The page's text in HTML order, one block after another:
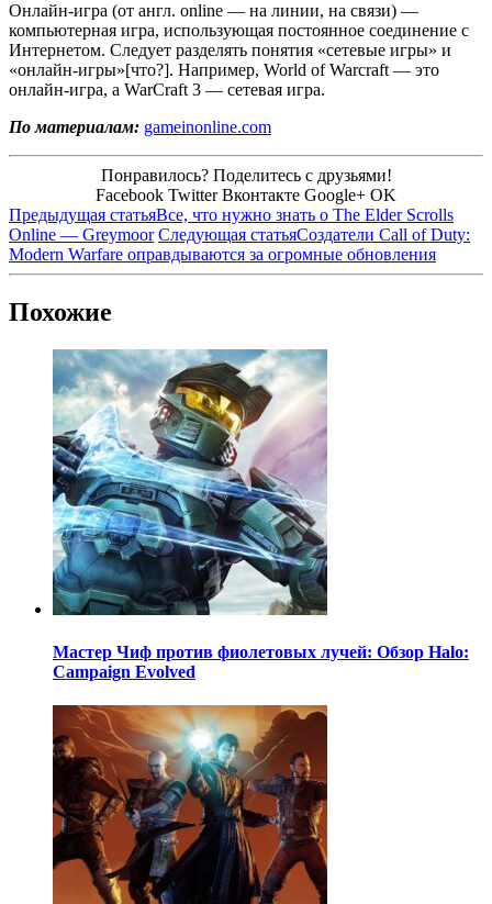
Онлайн-игра (от англ. online — на линии, на связи) —
компьютерная игра, использующая постоянное соединение с
Интернетом. Следует разделять понятия «сетевые игры» и
«онлайн-игры»[что?]. Например, World of Warcraft — это
онлайн-игра, а WarCraft 3 — сетевая игра.
По материалам: gameinonline.com
Понравилось? Поделитесь с друзьями!
Facebook Twitter Вконтакте Google+ OK
Предыдущая статьяВсе, что нужно знать о The Elder Scrolls
Online — Greymoor Следующая статьяСоздатели Call of Duty:
Modern Warfare оправдываются за огромные обновления
Похожие
Мастер Чиф против фиолетовых лучей: Обзор Halo:
Campaign Evolved